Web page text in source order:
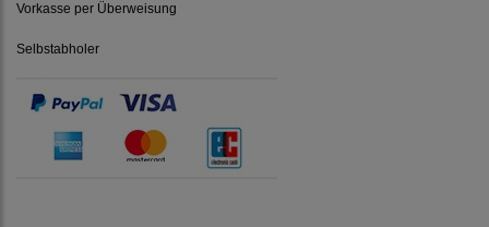
Vorkasse per Überweisung
Selbstabholer